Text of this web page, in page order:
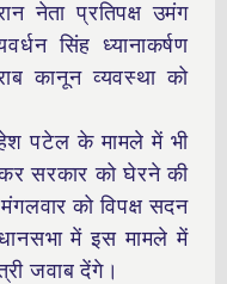
नेता प्रतिपक्ष उमंग
सिंह ध्यानाकर्षण
कानून व्यवस्था को
पटेल के मामले में भी
सरकार को घेरने की
को विपक्ष सदन
में इस मामले में
जवाब देंगे।